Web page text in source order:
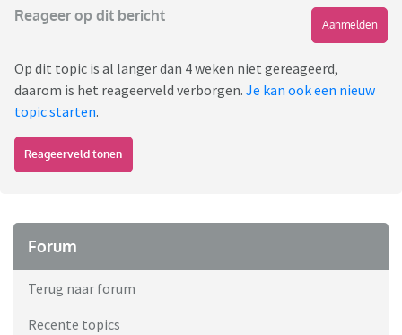
Reageer op dit bericht
Aanmelden
Op dit topic is al langer dan 4 weken niet gereageerd,
daarom is het reageerveld verborgen. Je kan ook een nieuw
topic starten.
Reageerveld tonen
Forum
Terug naar forum
Recente topics